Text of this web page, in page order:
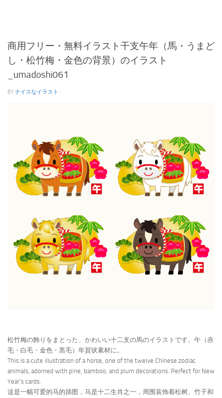
商用フリー・無料イラスト干支午年（馬・うまど
し・松竹梅・金色の背景）のイラスト
_umadoshi061
BYナイスなイラスト ·
松竹梅の飾りをまとった、かわいい十二支の馬のイラストです。午（赤
毛・白毛・金色・黒毛）年賀状素材に。
This is a cute illustration of a horse, one of the twelve Chinese zodiac
animals, adorned with pine, bamboo, and plum decorations. Perfect for New
Year’s cards.
这是一幅可爱的马的插图，马是十二生肖之一，周围装饰着松树、竹子和